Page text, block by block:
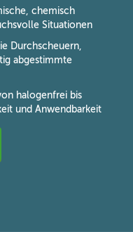
chemisch
Situationen
Durchscheuern,
abgestimmte
halogenfrei bis
und Anwendbarkeit